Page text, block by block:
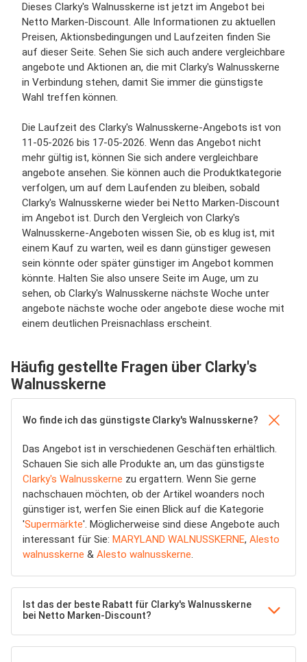
Dieses Clarky's Walnusskerne ist jetzt im Angebot bei
Netto Marken-Discount. Alle Informationen zu aktuellen
Preisen, Aktionsbedingungen und Laufzeiten finden Sie
auf dieser Seite. Sehen Sie sich auch andere vergleichbare
angebote und Aktionen an, die mit Clarky's Walnusskerne
in Verbindung stehen, damit Sie immer die günstigste
Wahl treffen können.
Die Laufzeit des Clarky's Walnusskerne-Angebots ist von
11-05-2026 bis 17-05-2026. Wenn das Angebot nicht
mehr gültig ist, können Sie sich andere vergleichbare
angebote ansehen. Sie können auch die Produktkategorie
verfolgen, um auf dem Laufenden zu bleiben, sobald
Clarky's Walnusskerne wieder bei Netto Marken-Discount
im Angebot ist. Durch den Vergleich von Clarky's
Walnusskerne-Angeboten wissen Sie, ob es klug ist, mit
einem Kauf zu warten, weil es dann günstiger gewesen
sein könnte oder später günstiger im Angebot kommen
könnte. Halten Sie also unsere Seite im Auge, um zu
sehen, ob Clarky's Walnusskerne nächste Woche unter
angebote nächste woche oder angebote diese woche mit
einem deutlichen Preisnachlass erscheint.
Häufig gestellte Fragen über Clarky's
Walnusskerne
Wo finde ich das günstigste Clarky's Walnusskerne?
Das Angebot ist in verschiedenen Geschäften erhältlich.
Schauen Sie sich alle Produkte an, um das günstigste
Clarky's Walnusskerne zu ergattern. Wenn Sie gerne
nachschauen möchten, ob der Artikel woanders noch
günstiger ist, werfen Sie einen Blick auf die Kategorie
'Supermärkte'. Möglicherweise sind diese Angebote auch
interessant für Sie: MARYLAND WALNUSSKERNE, Alesto
walnusskerne & Alesto walnusskerne.
Ist das der beste Rabatt für Clarky's Walnusskerne
bei Netto Marken-Discount?